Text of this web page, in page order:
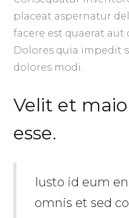
placeat aspernatur
facere est quaerat aut
Dolores quia impedit
dolores modi.
Velit et
esse.
Iusto id eum
omnis et sed